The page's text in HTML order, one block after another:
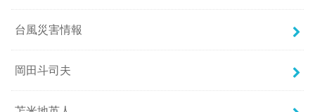
台風災害情報
岡田斗司夫